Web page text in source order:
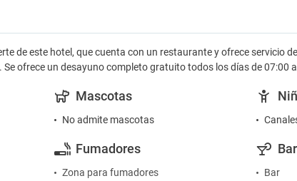
de este hotel, que cuenta con un restaurante y ofrece servicio
Se ofrece un desayuno completo gratuito todos los días de 07:00
Mascotas
No admite mascotas
Fumadores
Zona para fumadores Bar